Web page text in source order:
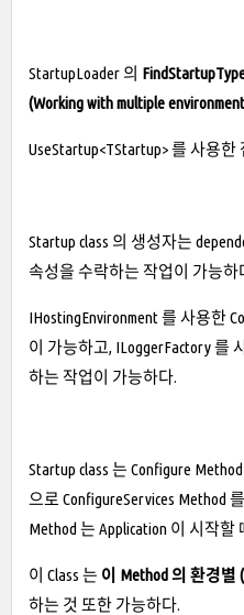
StartupLoader 의 FindStartupTy
(Working with multiple
UseStartup<TStartup> 를 사용
Startup class 의 생성자는
속성을 수락하는 작업이 가능하
IHostingEnvironment 를 사용한
이 가능하고, ILoggerFactory 를
하는 작업이 가능하다.
Startup class 는 Configure
으로 ConfigureServices Method
Method 는 Application 이 시작할
이 Class 는 이 Method 의 환경별 (
하는 것 또한 가능하다.